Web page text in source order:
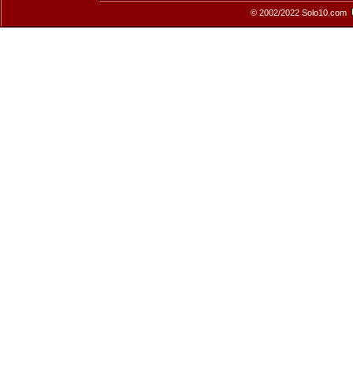
© 2002/2022 Solo10.com